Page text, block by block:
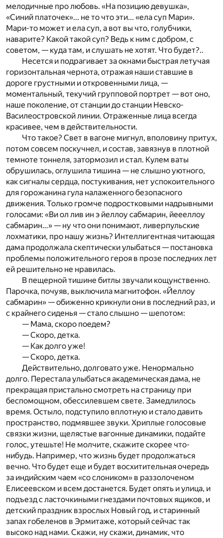
мелодичные про любовь. «На позицию девушка»,
«Синий платочек»... не то что эти... «ела суп Мари».
Мари-то может и ела суп, а вот вы что, голубчики,
наварите? Какой такой суп? Ведь к ним с добром, с
советом, — куда там, и слушать не хотят. Что будет?..
Несется и подрагивает за окнами быстрая летучая
горизонтальная чернота, отражая наши ставшие в
дороге грустными и откровенными лица, —
моментальный, текучий групповой портрет — вот оно,
наше поколение, от станции до станции Невско-
Василеостровской линии. Отраженные лица всегда
красивее, чем в действительности.
Что такое? Свет в вагоне мигнул, вполовину притух,
потом совсем поскучнел, и состав, завязнув в плотной
темноте тоннеля, затормозил и стал. Кулем ваты
обрушилась, оглушила тишина — не слышно уютного,
как сигналы сердца, постукивания, нет успокоительного
для горожанина гула налаженного безопасного
движения. Только громче подростковыми надрывными
голосами: «Ви ол лив ин э йеллоу сабмарин, йеееллоу
сабмарин…» — ну что они понимают, ливерпульские
лохматики, про нашу жизнь? Интеллигентная читающая
дама продолжала скептически улыбаться — постановка
проблемы положительного героя в прозе последних лет
ей решительно не нравилась.
В пещерной тишине битлы звучали кощунственно.
Парочка, почуяв, выключила магнитофон. «Йеллоу
сабмарин» — обиженно крикнули они в последний раз, и
с крайнего сиденья — стало слышно — шепотом:
— Мама, скоро поедем?
— Скоро, детка.
— Как долго уже!
— Скоро, детка.
Действительно, долговато уже. Ненормально
долго. Перестала улыбаться академическая дама, не
прекращая пристально смотреть на страницу при
беспомощном, обессилевшем свете. Замедлилось
время. Остыло, подступило вплотную и стало давить
пространство, подмявшее звуки. Хриплые голосовые
связки жизни, щелястые вагонные динамики, подайте
голос, утешьте! Не молчите, скажите скорее что-
нибудь. Например, что жизнь будет продолжаться
вечно. Что будет еще и будет восхитительная очередь
за индийским чаем «со слоником» в раззолоченом
Елисеевском и всем достанется. Будет опять и улица, и
подъезд с ласточкиными гнездами почтовых ящиков, и
детский праздник взрослых Новый год, и старинный
запах гобеленов в Эрмитаже, который сейчас так
высоко над нами. Скажи, ну скажи, динамик, что